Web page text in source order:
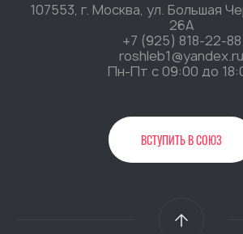
107553, г. Москва, ул. Большая
26А
+7 (925) 818-22-88
roshleb1@yandex.ru
Пн-Пт c 09:00 до
ВСТУПИТЬ В СОЮЗ